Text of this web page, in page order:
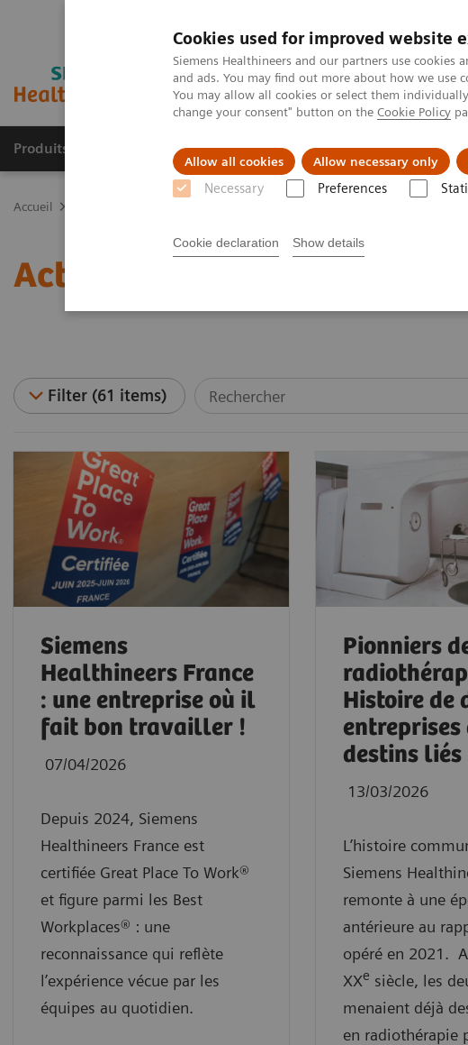
Cookies used for improved website
Siemens Healthineers and our partners use
and ads. You may find out more about how we use
You may allow all cookies or select them
change your consent" button on the Cookie Policy
Allow all cookies Allow necessary only
Necessary Preferences
Cookie declaration Show details
Produits & services Spécialités cliniques
Accueil
Actualités
Filter (61 items)
Siemens
Healthineers France
: une entreprise où il
fait bon travailler !
07/04/2026
Depuis 2024, Siemens
Healthineers France est
certifiée Great Place To Work®
et figure parmi les Best
Workplaces® : une
reconnaissance qui reflète
l’expérience vécue par les
équipes au quotidien.
Pionniers
Histoire de
entreprises
destins liés
13/03/2026
L’histoire
Siemens
remonte à une
antérieure au
opéré en 2021.
XXe siècle, les
menaient déjà
en radiothérapie